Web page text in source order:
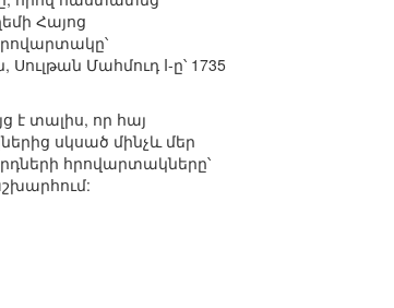
Հայոց
Մահմուդ I-ը՝ 1735
է տալիս, որ հայ
սկսած մինչև մեր
հրովարտակները՝